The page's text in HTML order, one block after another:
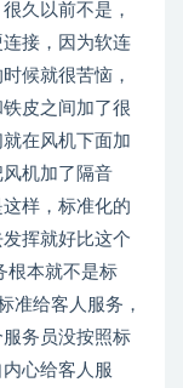
久以前不是，
接，因为软连
候就很苦恼，
皮之间加了很
在风机下面加
风机加了隔音
样，标准化的
挥就好比这个
根本就不是标
准给客人服务，
务员没按照标
心给客人服